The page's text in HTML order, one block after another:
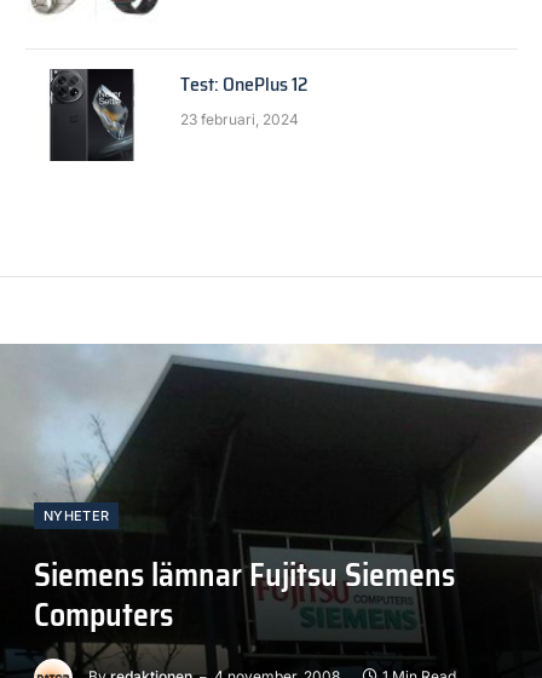
Test: OnePlus 12
23 februari, 2024
NYHETER
Siemens lämnar Fujitsu Siemens
Computers